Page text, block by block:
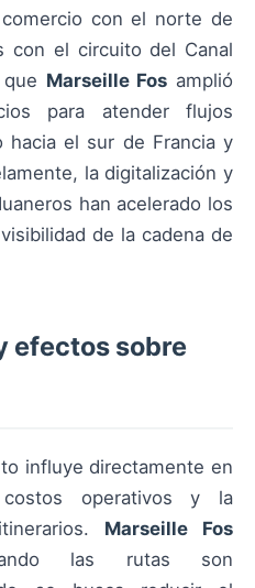
con el norte de
con el circuito del Canal
Marseille Fos amplió
para atender flujos
hacia el sur de Francia y
la digitalización y
han acelerado los
de la cadena de
efectos sobre
influye directamente en
operativos y la
Marseille Fos
las rutas son